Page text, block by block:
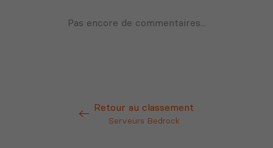
Retour au classement
Serveurs Bedrock